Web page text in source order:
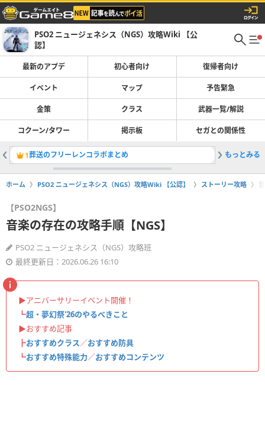
PSO2 ニュージェネシス（NGS）攻略Wiki 【公
認】
最新のアプデ 初心者向け 復帰者向け
イベント マップ 予告緊急
金策 クラス 武器一覧/解説
コクーン/タワー 掲示板 セガとの関係性
1葬送のフリーレンコラボまとめ 2ルーシ
もっとみる
ホーム PSO2 ニュージェネシス（NGS）攻略Wiki 【公認】 ストーリー攻略
【PSO2NGS】
音楽の存在の攻略手順【NGS】
PSO2 ニュージェネシス（NGS）攻略班
最終更新日：2026.06.26 16:10
▶︎アニバーサリーイベント開催！
┗超・夢幻祭'26のやるべきこと
▶︎おすすめ記事
┣おすすめクラス／おすすめ防具
┗おすすめ特殊能力／おすすめコンテンツ